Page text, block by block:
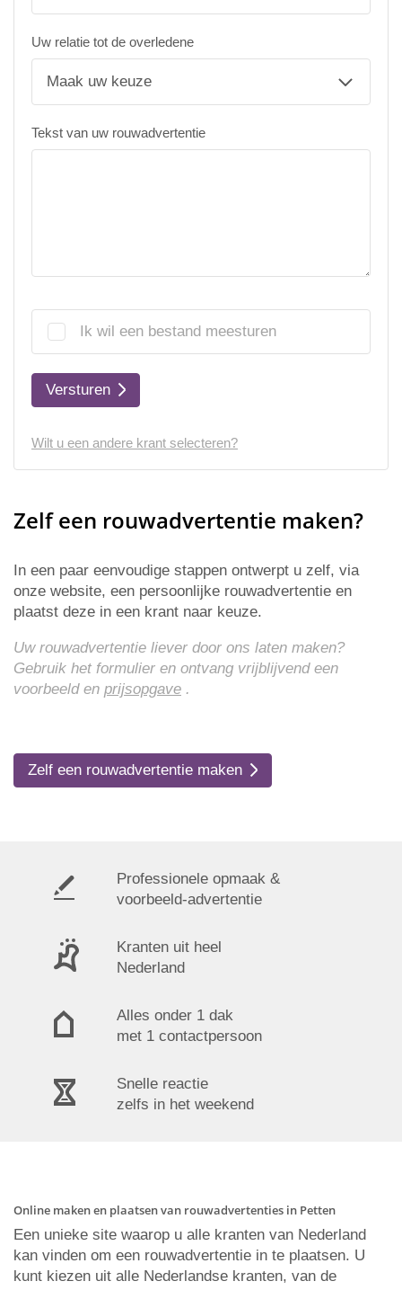
Uw relatie tot de overledene
Tekst van uw rouwadvertentie
Ik wil een bestand meesturen
Versturen
Wilt u een andere krant selecteren?
Zelf een rouwadvertentie maken?
In een paar eenvoudige stappen ontwerpt u zelf, via
onze website, een persoonlijke rouwadvertentie en
plaatst deze in een krant naar keuze.
Uw rouwadvertentie liever door ons laten maken?
Gebruik het formulier en ontvang vrijblijvend een
voorbeeld en prijsopgave .
Zelf een rouwadvertentie maken
Professionele opmaak &
voorbeeld-advertentie
Kranten uit heel
Nederland
Alles onder 1 dak
met 1 contactpersoon
Snelle reactie
zelfs in het weekend
Online maken en plaatsen van rouwadvertenties in Petten
Een unieke site waarop u alle kranten van Nederland
kan vinden om een rouwadvertentie in te plaatsen. U
kunt kiezen uit alle Nederlandse kranten, van de